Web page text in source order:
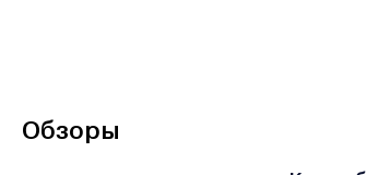
Обзоры